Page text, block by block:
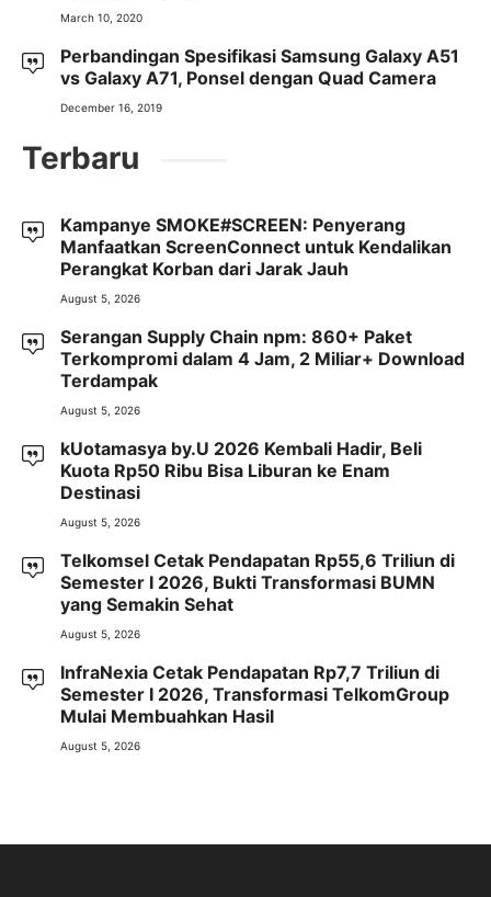
March 10, 2020
Perbandingan Spesifikasi Samsung Galaxy A51
vs Galaxy A71, Ponsel dengan Quad Camera
December 16, 2019
Terbaru
Kampanye SMOKE#SCREEN: Penyerang
Manfaatkan ScreenConnect untuk Kendalikan
Perangkat Korban dari Jarak Jauh
August 5, 2026
Serangan Supply Chain npm: 860+ Paket
Terkompromi dalam 4 Jam, 2 Miliar+ Download
Terdampak
August 5, 2026
kUotamasya by.U 2026 Kembali Hadir, Beli
Kuota Rp50 Ribu Bisa Liburan ke Enam
Destinasi
August 5, 2026
Telkomsel Cetak Pendapatan Rp55,6 Triliun di
Semester I 2026, Bukti Transformasi BUMN
yang Semakin Sehat
August 5, 2026
InfraNexia Cetak Pendapatan Rp7,7 Triliun di
Semester I 2026, Transformasi TelkomGroup
Mulai Membuahkan Hasil
August 5, 2026